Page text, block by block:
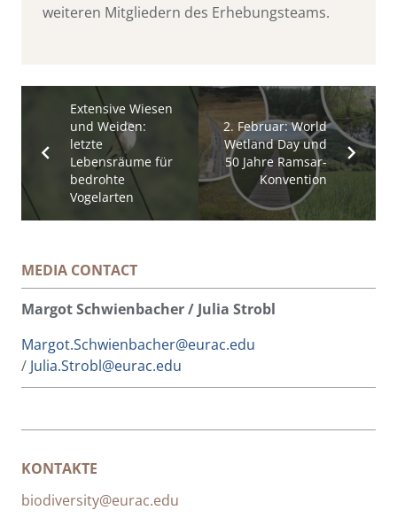
weiteren Mitgliedern des Erhebungsteams.
Extensive Wiesen
und Weiden:
letzte
Lebensräume für
bedrohte
Vogelarten
2. Februar: World
Wetland Day und
50 Jahre Ramsar-
Konvention
MEDIA CONTACT
Margot Schwienbacher / Julia Strobl
Margot.Schwienbacher@eurac.edu
/ Julia.Strobl@eurac.edu
KONTAKTE
biodiversity@eurac.edu